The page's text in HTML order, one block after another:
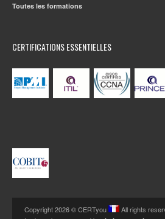
Toutes les formations
CERTIFICATIONS ESSENTIELLES
Copyright 2026 © CERTyou
All rights